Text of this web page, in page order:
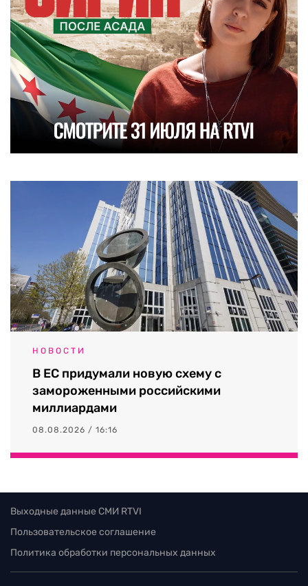
НОВОСТИ
В ЕС придумали новую схему с
замороженными российскими
миллиардами
08.08.2026 / 16:16
Выходные данные СМИ RTVI
Пользовательское соглашение
Политика обработки персональных данных